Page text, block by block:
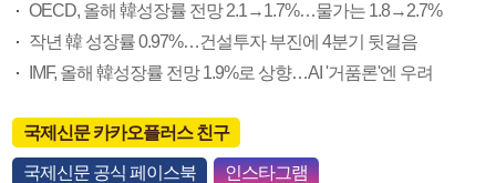
OECD, 올해 韓성장률 전망 2.1→1.7%…물가는 1.8→2.7%
작년 韓 성장률 0.97%…건설투자 부진에 4분기 뒷걸음
IMF, 올해 韓성장률 전망 1.9%로 상향…AI '거품론'엔 우려
국제신문 카카오플러스 친구
국제신문 공식 페이스북 인스타그램